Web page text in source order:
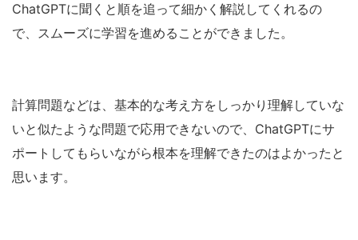
ChatGPTに聞くと順を追って細かく解説してくれるの
で、スムーズに学習を進めることができました。
計算問題などは、基本的な考え方をしっかり理解していな
いと似たような問題で応用できないので、ChatGPTにサ
ポートしてもらいながら根本を理解できたのはよかったと
思います。